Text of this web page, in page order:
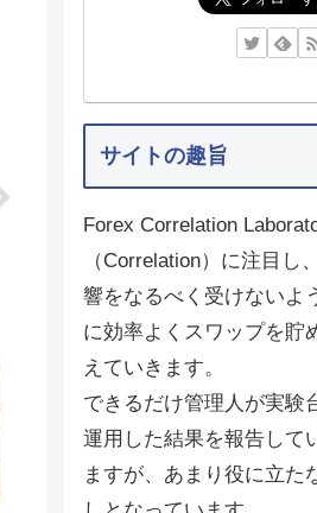
サイトの趣旨
Forex Correlation
（Correlation）に注目し
響をなるべく受けないよ
に効率よくスワップを貯
えていきます。
できるだけ管理人が実験
運用した結果を報告して
ますが、あまり役に立た